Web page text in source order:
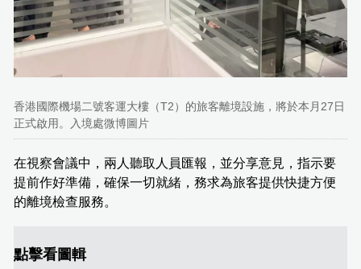
香港國際機場二號客運大樓（T2）的旅客離境設施，將於本月27日
正式啟用。入境處微博圖片
在視察會議中，兩人聽取人員匯報，並分享意見，指示要
提前作好準備，確保一切就緒，務求為旅客提供快捷方便
的離境檢查服務。
點擊看圖輯